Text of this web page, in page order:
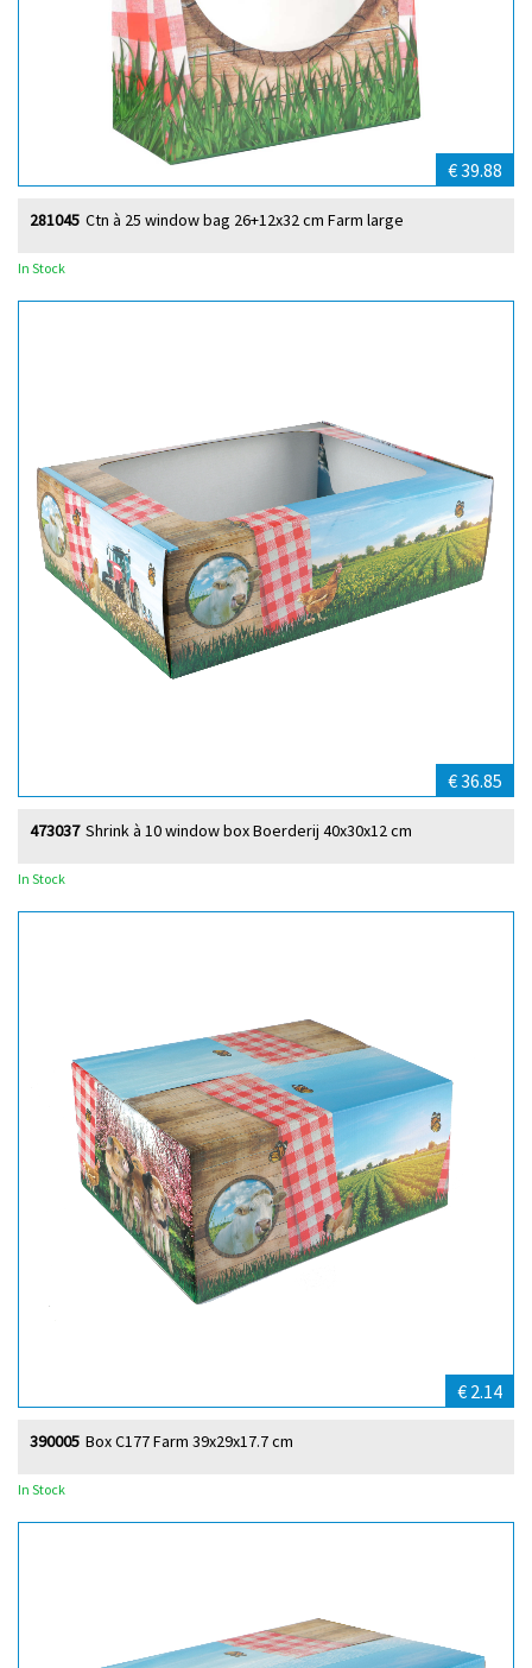
€ 39.88
Ctn à 25 window bag 26+12x32 cm Farm large
281045
In Stock
€ 36.85
Shrink à 10 window box Boerderij 40x30x12 cm
473037
In Stock
€ 2.14
Box C177 Farm 39x29x17.7 cm
390005
In Stock